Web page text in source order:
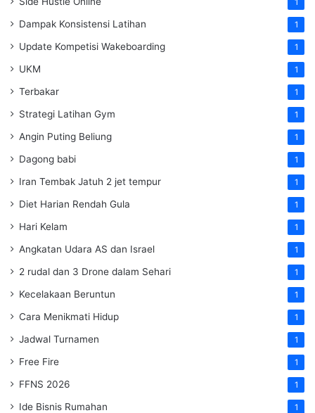
Dampak Konsistensi Latihan 1
Update Kompetisi Wakeboarding 1
UKM 1
Terbakar 1
Strategi Latihan Gym 1
Angin Puting Beliung 1
Dagong babi 1
Iran Tembak Jatuh 2 jet tempur 1
Diet Harian Rendah Gula 1
Hari Kelam 1
Angkatan Udara AS dan Israel 1
2 rudal dan 3 Drone dalam Sehari 1
Kecelakaan Beruntun 1
Cara Menikmati Hidup 1
Jadwal Turnamen 1
Free Fire 1
FFNS 2026 1
Ide Bisnis Rumahan 1